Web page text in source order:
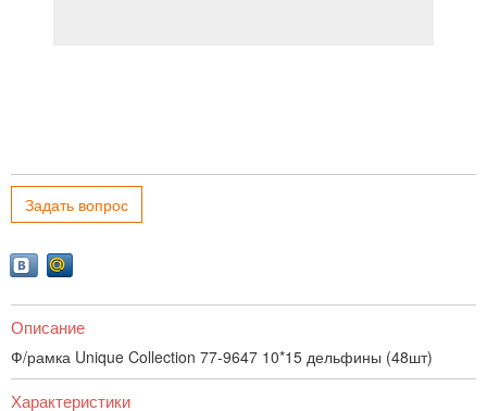
Задать вопрос
Описание
Ф/рамка Unique Collection 77-9647 10*15 дельфины (48шт)
Характеристики